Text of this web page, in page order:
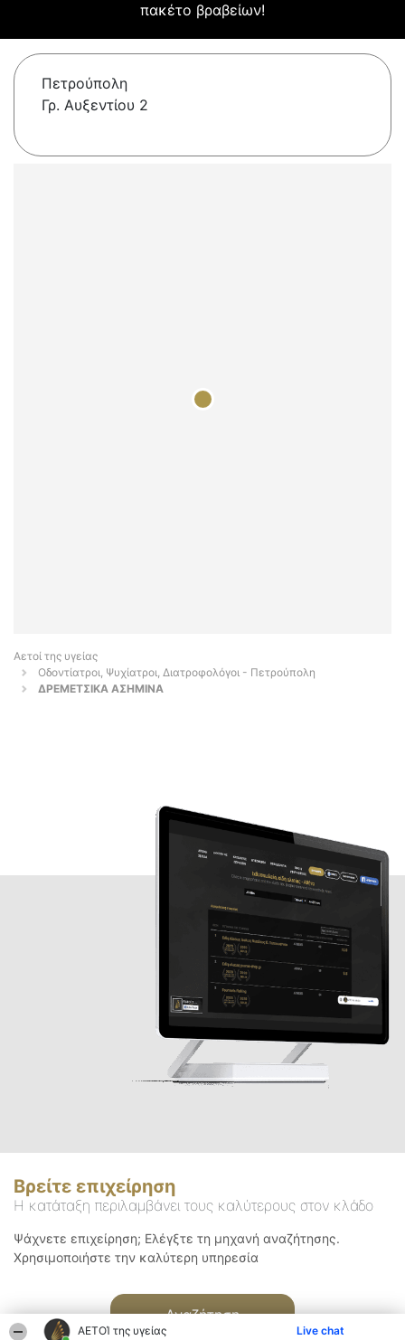
ΑΕΤΟΊ της υγείας Live chat
πακέτο βραβείων!
Πετρούπολη
Γρ. Αυξεντίου 2
Αετοί της υγείας
Οδοντίατροι, Ψυχίατροι, Διατροφολόγοι - Πετρούπολη
ΔΡΕΜΕΤΣΙΚΑ ΑΣΗΜΙΝΑ
Βρείτε επιχείρηση
Η κατάταξη περιλαμβάνει τους καλύτερους στον κλάδο
Ψάχνετε επιχείρηση; Ελέγξτε τη μηχανή αναζήτησης.
Χρησιμοποιήστε την καλύτερη υπηρεσία
Αναζήτηση